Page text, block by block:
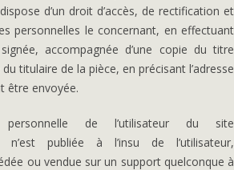
d’un droit d’accès, de rectification et
personnelles le concernant, en effectuant
accompagnée d’une copie du titre
titulaire de la pièce, en précisant l’adresse
être envoyée.
personnelle de l’utilisateur du site
n’est publiée à l’insu de l’utilisateur,
ou vendue sur un support quelconque à